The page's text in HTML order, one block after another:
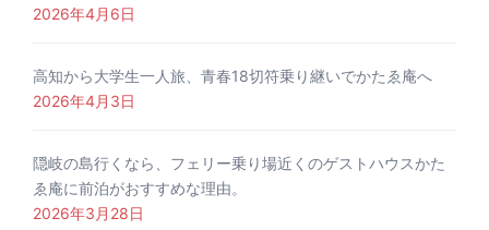
2026年4月6日
高知から大学生一人旅、青春18切符乗り継いでかたゑ庵へ
2026年4月3日
隠岐の島行くなら、フェリー乗り場近くのゲストハウスかた
ゑ庵に前泊がおすすめな理由。
2026年3月28日